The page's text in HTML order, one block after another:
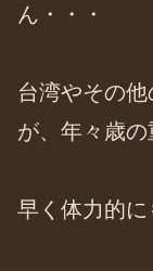
ん・・・
台湾やその
が、年々歳の
早く体力的に